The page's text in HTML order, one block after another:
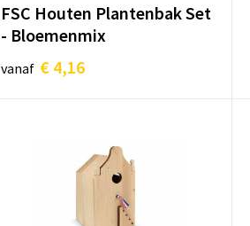
FSC Houten Plantenbak Set
- Bloemenmix
vanaf € 4,16